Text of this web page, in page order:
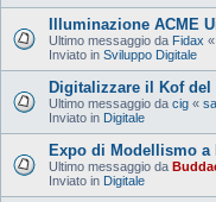
Illuminazione ACME
Ultimo messaggio da Fidax «
Inviato in Sviluppo Digitale
Digitalizzare il Kof del
Ultimo messaggio da cig «
Inviato in Digitale
Expo di Modellismo a
Ultimo messaggio da
Inviato in Digitale